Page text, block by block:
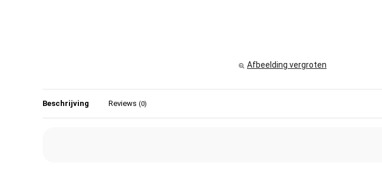
Afbeelding vergroten
Beschrijving Reviews (0)